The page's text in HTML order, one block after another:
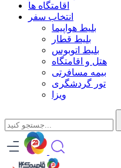
اقامتگاه ها
انتخاب سفر
بلیط هواپیما
بلیط قطار
بلیط اتوبوس
هتل و اقامتگاه
بیمه مسافرتی
تور گردشگری
ویزا